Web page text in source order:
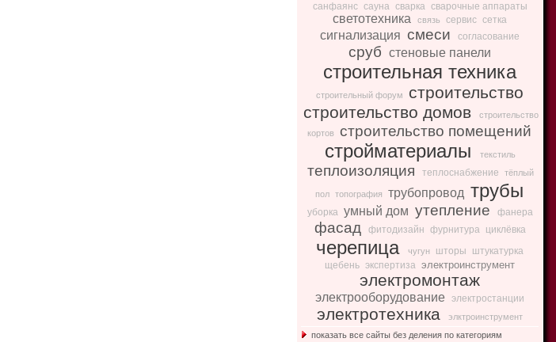
санфаянс сауна сварка сварочные аппараты
светотехника связь сервис сетка
сигнализация смеси согласование
сруб стеновые панели
строительная техника
строительный форум
строительство
строительство домов
строительство
кортов
строительство помещений
стройматериалы текстиль
теплоизоляция теплоснабжение тёплый
пол топография трубопровод трубы
уборка умный дом утепление фанера
фасад фитодизайн фурнитура циклёвка
черепица чугун шторы
штукатурка
щебень экспертиза электроинструмент
электромонтаж
электрооборудование электростанции
электротехника
элктроинструмент
показать все сайты без деления по категориям